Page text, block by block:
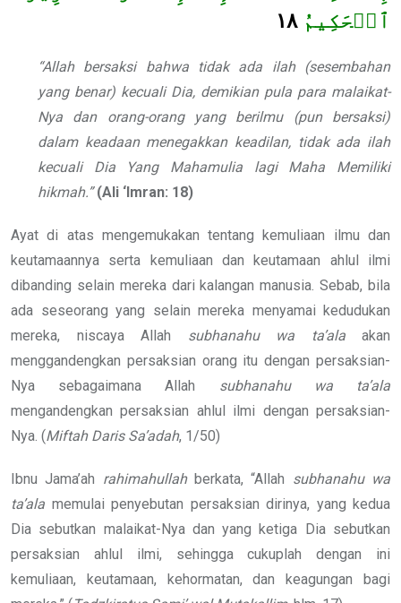
ٱلۡحَكِيمُ ١٨
“Allah bersaksi bahwa tidak ada ilah (sesembahan
yang benar) kecuali Dia, demikian pula para malaikat-
Nya dan orang-orang yang berilmu (pun bersaksi)
dalam keadaan menegakkan keadilan, tidak ada ilah
kecuali Dia Yang Mahamulia lagi Maha Memiliki
hikmah.”(Ali ‘Imran: 18)
Ayat di atas mengemukakan tentang kemuliaan ilmu dan
keutamaannya serta kemuliaan dan keutamaan ahlul ilmi
dibanding selain mereka dari kalangan manusia. Sebab, bila
ada seseorang yang selain mereka menyamai kedudukan
mereka, niscaya Allah subhanahu wa ta’alaakan
menggandengkan persaksian orang itu dengan persaksian-
Nya sebagaimana Allah subhanahu wa ta’ala
mengandengkan persaksian ahlul ilmi dengan persaksian-
Nya. (Miftah Daris Sa’adah, 1/50)
Ibnu Jama’ah rahimahullahberkata, “Allah subhanahu wa
ta’ala memulai penyebutan persaksian dirinya, yang kedua
Dia sebutkan malaikat-Nya dan yang ketiga Dia sebutkan
persaksian ahlul ilmi, sehingga cukuplah dengan ini
kemuliaan, keutamaan, kehormatan, dan keagungan bagi